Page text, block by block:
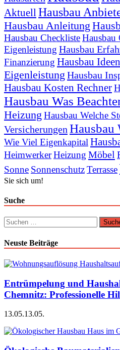
AktuellHausbau
Hausbau Anleitung
Hausbau ChecklisteHausbau
Eigenleistung Hausbau
Finanzierung Hausbau Ideen
Eigenleistung Hausbau
Hausbau Kosten Rechner
Hausbau Was
Heizung Hausbau Welche
Versicherungen Hausbau
Wie Viel Eigenkapital
HeimwerkerHeizung Möbel
Sonne SonnenschutzTerrasse
Sie sich um!
Suche
Suchen
nach:
Neuste Beiträge
Entrümpelung und
Chemnitz: Professionelle
13.05.13.05.